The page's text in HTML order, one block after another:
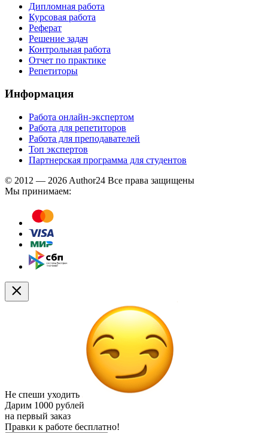
Дипломная работа
Курсовая работа
Реферат
Решение задач
Контрольная работа
Отчет по практике
Репетиторы
Информация
Работа онлайн-экспертом
Работа для репетиторов
Работа для преподавателей
Топ экспертов
Партнерская программа для студентов
© 2012 — 2026 Author24 Все права защищены
Мы принимаем:
Не спеши уходить
Дарим 1000 рублей
на первый заказ
Правки к работе бесплатно!